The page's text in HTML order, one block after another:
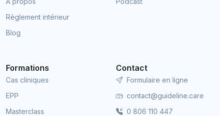
Règlement intérieur
Blog
Formations
Cas cliniques
EPP
Masterclass
Contact
Formulaire en ligne
contact@guideline.care
0 806 110 447